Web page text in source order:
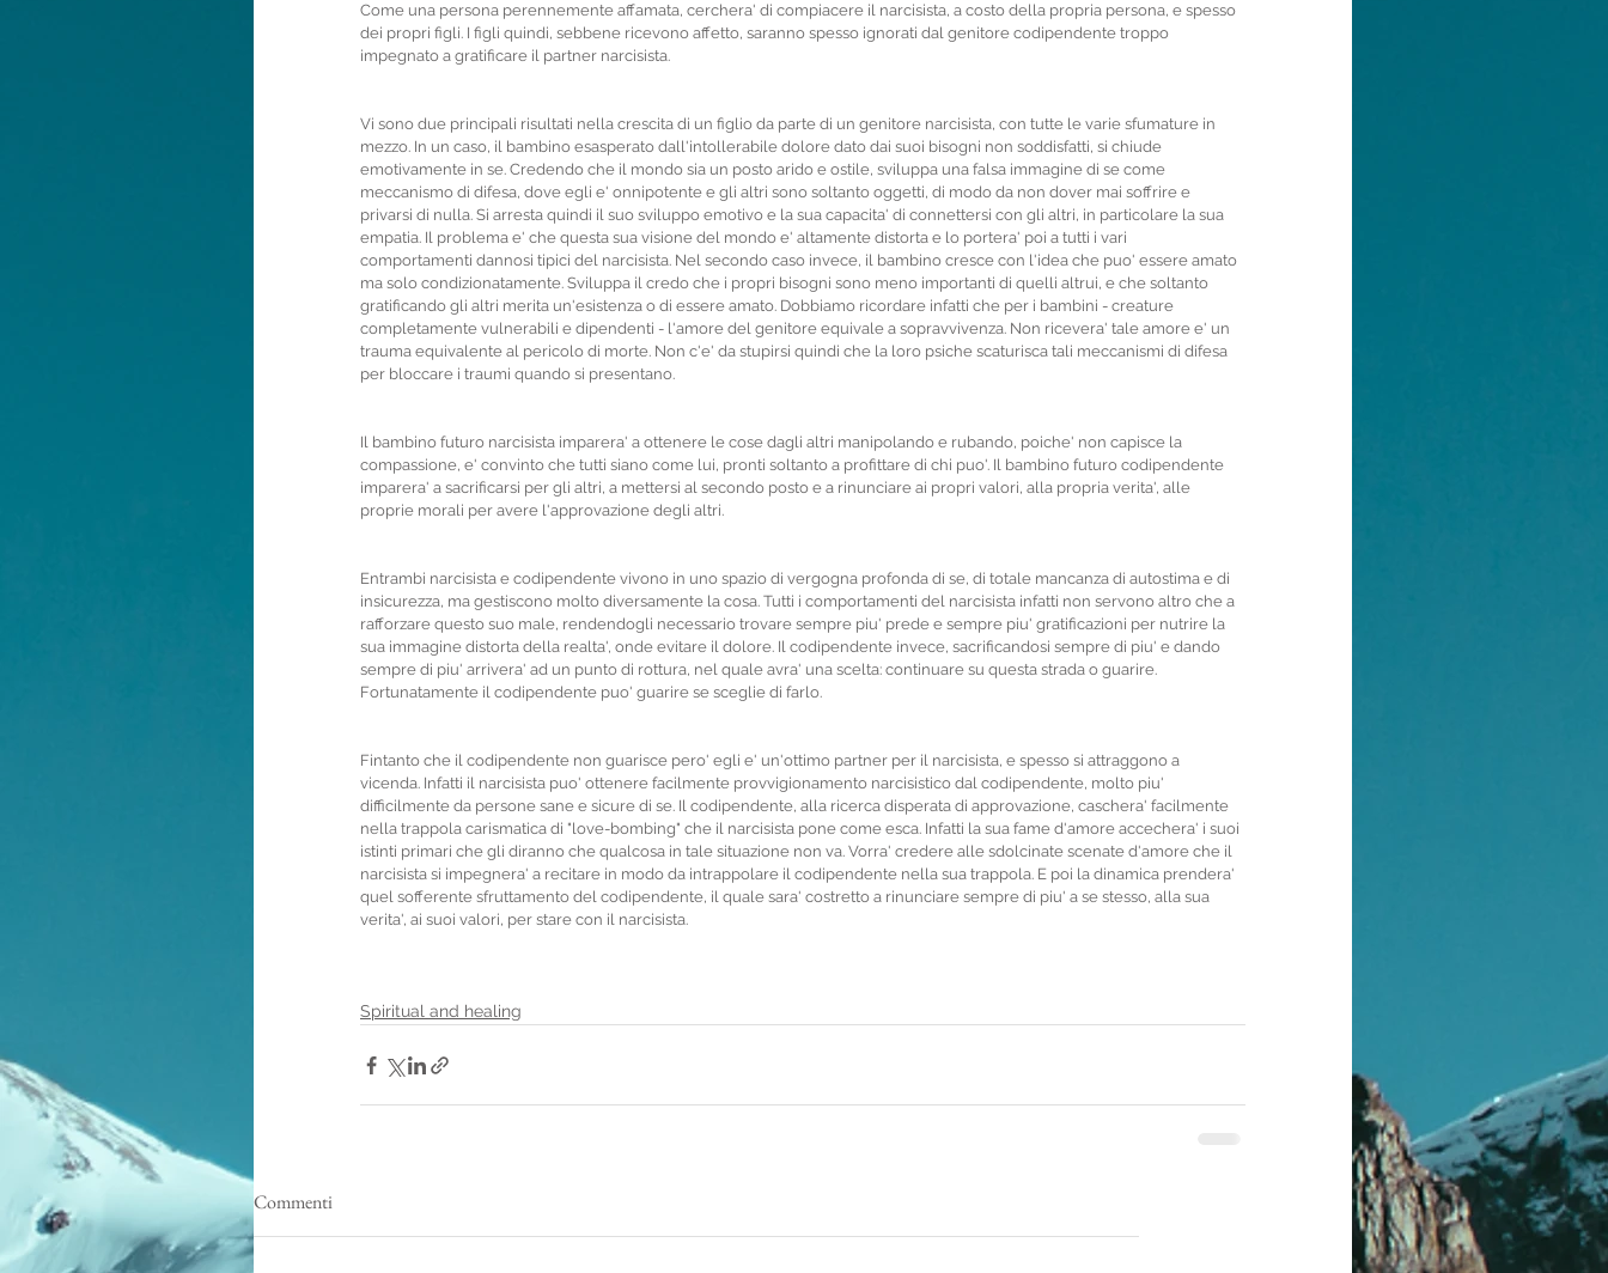
Come una persona perennemente affamata, cerchera' di compiacere il narcisista, a costo della propria persona, e spesso
dei propri figli. I figli quindi, sebbene ricevono affetto, saranno spesso ignorati dal genitore codipendente troppo
impegnato a gratificare il partner narcisista.
Vi sono due principali risultati nella crescita di un figlio da parte di un genitore narcisista, con tutte le varie sfumature in
mezzo. In un caso, il bambino esasperato dall'intollerabile dolore dato dai suoi bisogni non soddisfatti, si chiude
emotivamente in se. Credendo che il mondo sia un posto arido e ostile, sviluppa una falsa immagine di se come
meccanismo di difesa, dove egli e' onnipotente e gli altri sono soltanto oggetti, di modo da non dover mai soffrire e
privarsi di nulla. Si arresta quindi il suo sviluppo emotivo e la sua capacita' di connettersi con gli altri, in particolare la sua
empatia. Il problema e' che questa sua visione del mondo e' altamente distorta e lo portera' poi a tutti i vari
comportamenti dannosi tipici del narcisista. Nel secondo caso invece, il bambino cresce con l'idea che puo' essere amato
ma solo condizionatamente. Sviluppa il credo che i propri bisogni sono meno importanti di quelli altrui, e che soltanto
gratificando gli altri merita un'esistenza o di essere amato. Dobbiamo ricordare infatti che per i bambini - creature
completamente vulnerabili e dipendenti - l'amore del genitore equivale a sopravvivenza. Non ricevera' tale amore e' un
trauma equivalente al pericolo di morte. Non c'e' da stupirsi quindi che la loro psiche scaturisca tali meccanismi di difesa
per bloccare i traumi quando si presentano.
Il bambino futuro narcisista imparera' a ottenere le cose dagli altri manipolando e rubando, poiche' non capisce la
compassione, e' convinto che tutti siano come lui, pronti soltanto a profittare di chi puo'. Il bambino futuro codipendente
imparera' a sacrificarsi per gli altri, a mettersi al secondo posto e a rinunciare ai propri valori, alla propria verita', alle
proprie morali per avere l'approvazione degli altri.
Entrambi narcisista e codipendente vivono in uno spazio di vergogna profonda di se, di totale mancanza di autostima e di
insicurezza, ma gestiscono molto diversamente la cosa. Tutti i comportamenti del narcisista infatti non servono altro che a
rafforzare questo suo male, rendendogli necessario trovare sempre piu' prede e sempre piu' gratificazioni per nutrire la
sua immagine distorta della realta', onde evitare il dolore. Il codipendente invece, sacrificandosi sempre di piu' e dando
sempre di piu' arrivera' ad un punto di rottura, nel quale avra' una scelta: continuare su questa strada o guarire.
Fortunatamente il codipendente puo' guarire se sceglie di farlo.
Fintanto che il codipendente non guarisce pero' egli e' un'ottimo partner per il narcisista, e spesso si attraggono a
vicenda. Infatti il narcisista puo' ottenere facilmente provvigionamento narcisistico dal codipendente, molto piu'
difficilmente da persone sane e sicure di se. Il codipendente, alla ricerca disperata di approvazione, caschera' facilmente
nella trappola carismatica di "love-bombing" che il narcisista pone come esca. Infatti la sua fame d'amore accechera' i suoi
istinti primari che gli diranno che qualcosa in tale situazione non va. Vorra' credere alle sdolcinate scenate d'amore che il
narcisista si impegnera' a recitare in modo da intrappolare il codipendente nella sua trappola. E poi la dinamica prendera'
quel sofferente sfruttamento del codipendente, il quale sara' costretto a rinunciare sempre di piu' a se stesso, alla sua
verita', ai suoi valori, per stare con il narcisista.
Spiritual and healing
Commenti